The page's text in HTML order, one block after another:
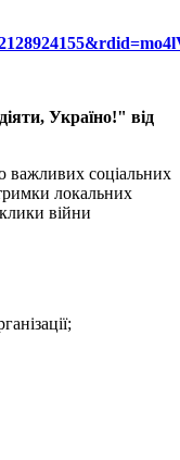
Україно!" від
важливих соціальних
локальних
війни